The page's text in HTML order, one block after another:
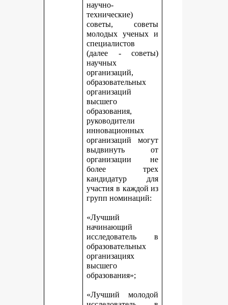
научно-
технические)
советы, советы
молодых ученых и
специалистов
(далее - советы)
научных
организаций,
образовательных
организаций
высшего
образования,
руководители
инновационных
организаций могут
выдвинуть от
организации не
более трех
кандидатур для
участия в каждой из
групп номинаций:
«Лучший
начинающий
исследователь в
образовательных
организациях
высшего
образования»;
«Лучший молодой